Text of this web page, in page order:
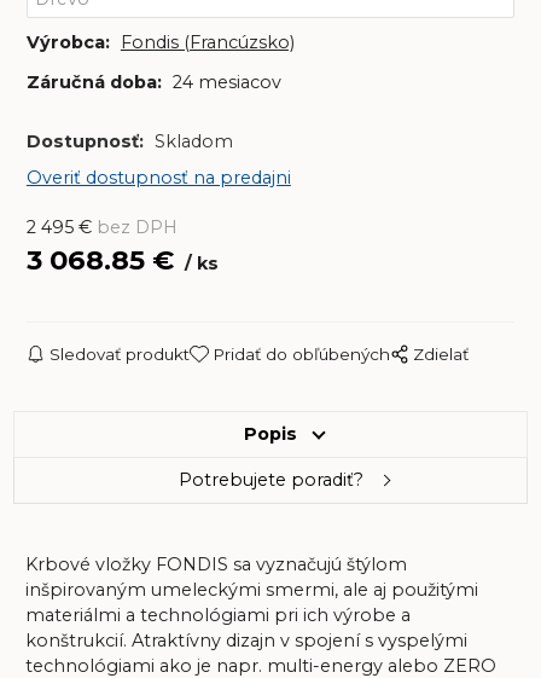
Výrobca: Fondis (Francúzsko)
Záručná doba: 24 mesiacov
Dostupnosť: Skladom
Overiť dostupnosť na predajni
2 495€ bez DPH
3 068.85€ ks
Sledovať produkt Pridať do obľúbených Zdielať
Popis
Potrebujete poradiť?
Krbové vložky FONDIS sa vyznačujú štýlom
inšpirovaným umeleckými smermi, ale aj použitými
materiálmi a technológiami pri ich výrobe a
konštrukcií. Atraktívny dizajn v spojení s vyspelými
technológiami ako je napr. multi-energy alebo ZERO